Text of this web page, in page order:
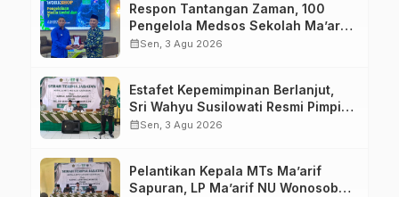
Respon Tantangan Zaman, 100
Pengelola Medsos Sekolah Ma’arif
Pekalongan Ikuti Pelatihan Literasi
calendar_monthSen, 3 Agu 2026
Estafet Kepemimpinan Berlanjut,
Sri Wahyu Susilowati Resmi Pimpin
MTs Ma’arif Sapuran
calendar_monthSen, 3 Agu 2026
Pelantikan Kepala MTs Ma’arif
Sapuran, LP Ma’arif NU Wonosobo